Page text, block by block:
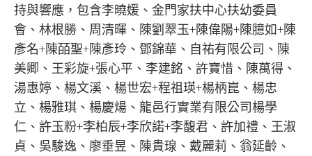
持與響應，包含李曉媛、金門家扶中心扶幼委員
會、林根勝、周清暉、陳劉翠玉+陳偉陽+陳臆如+陳
彥名+陳皕聖+陳彥玲、鄧錦華、自祐有限公司、陳
美卿、王彩旋+張心平、李建銘、許寶惜、陳萬得、
湯惠婷、楊文溪、楊世宏+程祖瑛+楊柄崑、楊忠
立、楊雅琪、楊慶煬、龍邑行實業有限公司楊學
仁、許玉粉+李柏辰+李欣諾+李馥君、許加禮、王淑
貞、吳駿逸、廖垂昱、陳貴瑔、戴麗莉、翁延齡、